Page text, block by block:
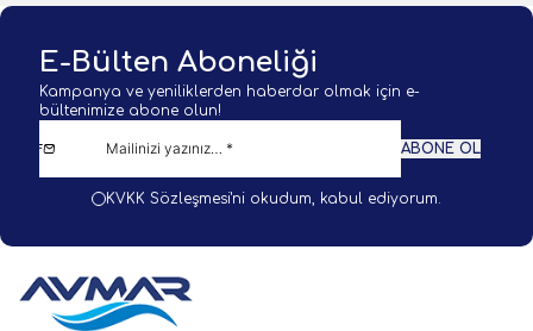
E-Bülten Aboneliği
Kampanya ve yeniliklerden haberdar olmak için e-
bültenimize abone olun!
ABONE OL
KVKK Sözleşmesi'niokudum, kabul ediyorum.